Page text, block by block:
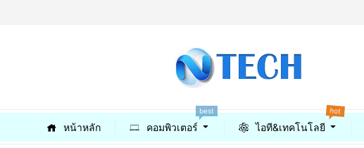
หน้าหลัก คอมพิวเตอร์
best
ไอที&เทคโนโลยี
hot